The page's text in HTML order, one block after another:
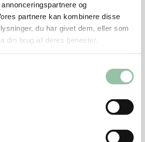
og
partnere kan kombinere disse
du har givet dem, eller som
din brug af deres tjenester.
til senere brug
% fedt i det hakkede kød: